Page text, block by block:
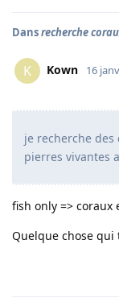
Dansrecherche
K Kown 16
je recherche des
pierres vivantes
fish only => coraux
Quelque chose qui